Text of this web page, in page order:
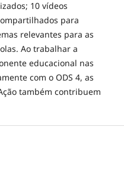
10 vídeos
para
relevantes para as
Ao trabalhar a
educacional nas
com o ODS 4, as
também contribuem